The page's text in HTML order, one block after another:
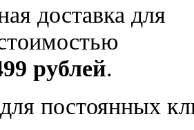
доставка для
рублей.
постоянных